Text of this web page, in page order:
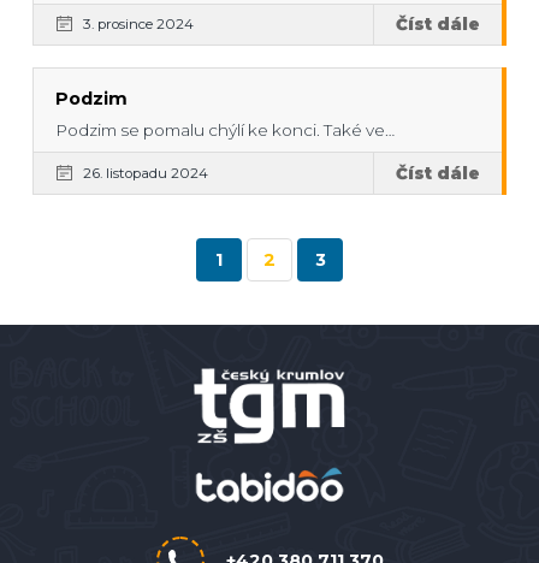
3. prosince 2024 Číst dále
Podzim
Podzim se pomalu chýlí ke konci. Také ve…
26. listopadu 2024 Číst dále
1 2 3